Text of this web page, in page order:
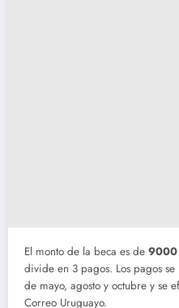
El monto de la beca es de 9000
divide en 3 pagos. Los pagos
de mayo, agosto y octubre y se
Correo Uruguayo.